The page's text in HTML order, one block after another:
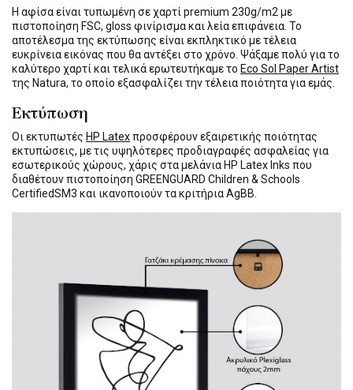
Η αφίσα είναι τυπωμένη σε χαρτί premium 230g/m2 με
πιστοποίηση FSC, gloss φινίρισμα και λεία επιφάνεια. Το
αποτέλεσμα της εκτύπωσης είναι εκπληκτικό με τέλεια
ευκρίνεια εικόνας που θα αντέξει στο χρόνο. Ψάξαμε πολύ για το
καλύτερο χαρτί και τελικά ερωτευτήκαμε το Eco Sol Paper Artist
της Natura, το οποίο εξασφαλίζει την τέλεια ποιότητα για εμάς.
Εκτύπωση
Οι εκτυπωτές HP Latexπροσφέρουν εξαιρετικής ποιότητας
εκτυπώσεις, με τις υψηλότερες προδιαγραφές ασφαλείας για
εσωτερικούς χώρους, χάρις στα μελάνια HP Latex Inks που
διαθέτουν πιστοποίηση GREENGUARD Children & Schools
CertifiedSM3 και ικανοποιούν τα κριτήρια AgBB.